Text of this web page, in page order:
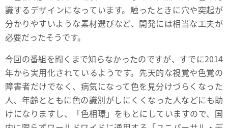
識するデザインになっています。触ったときに穴や突起が
分かりやすいような素材選びなど、開発には相当な工夫が
必要だったそうです。
今回の番組を聞くまで知らなかったのですが、すでに2014
年から実用化されているようです。先天的な視覚や色覚の
障害者だけでなく、病気になって色を見分けづらくなった
人、年齢とともに色の識別がしにくくなった人などにも助
けになりますし、「色相環」をもとにしていますので、国